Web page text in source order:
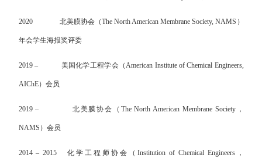
2020 北美膜协会（The North American Membrane Society, NAMS ）
年会学生海报奖评委
2019 – 美国化学工程学会（American Institute of Chemical Engineers,
AIChE）会员
2019 – 北美膜协会（ The North American Membrane Society，
NAMS ）会员
2014 – 2015 化学工程师协会（ Institution of Chemical Engineers，